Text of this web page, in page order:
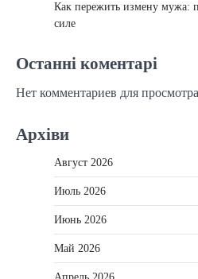
Как пережить измену мужа:
силе
Останні коментарі
Нет комментариев для
Архіви
Август 2026
Июль 2026
Июнь 2026
Май 2026